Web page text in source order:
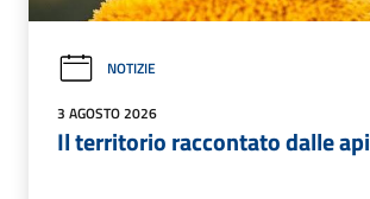
NOTIZIE
3 AGOSTO 2026
Il territorio raccontato dalle api